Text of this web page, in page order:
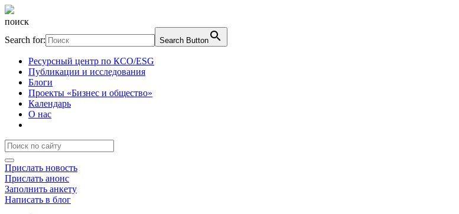
поиск
Search for:
Search Button
Ресурсный центр по КСО/ESG
Публикации и исследования
Блоги
Проекты «Бизнес и общество»
Календарь
О нас
Прислать новость
Прислать анонс
Заполнить анкету
Написать в блог